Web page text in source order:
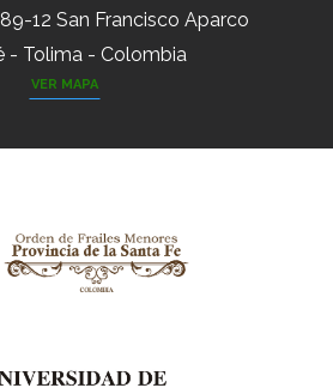
12 San Francisco Aparco
- Tolima - Colombia
VER MAPA